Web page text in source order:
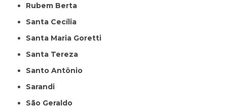
Rubem Berta
Santa Cecília
Santa Maria Goretti
Santa Tereza
Santo Antônio
Sarandi
São Geraldo